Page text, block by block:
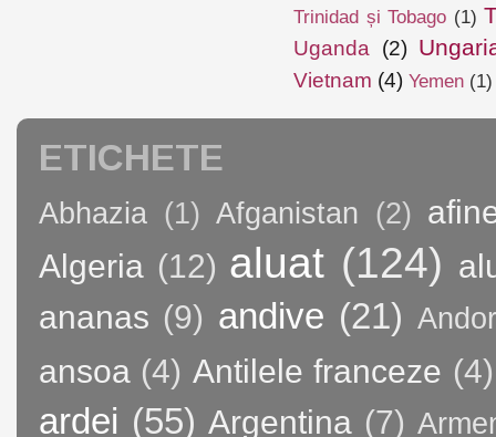
Trinidad și Tobago (1)
Uganda (2)
Vietnam (4) Yemen (1)
ETICHETE
Abhazia (1) Afganistan (2)
Algeria (12) aluat (124)
ananas (9) andive (21)
ansoa (4) Antilele franceze (4)
ardei (55) Argentina (7)